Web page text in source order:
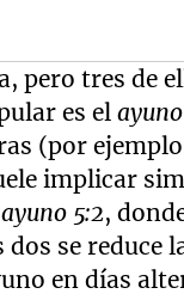
pero tres de
es el
(por
implicar
ayuno 5:2,
se reduce
en días